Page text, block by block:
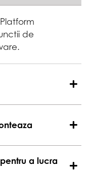
de
a lucra